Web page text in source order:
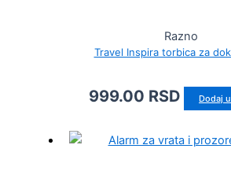
Razno
Travel Inspira torbica za
999.00 RSD Dodaj